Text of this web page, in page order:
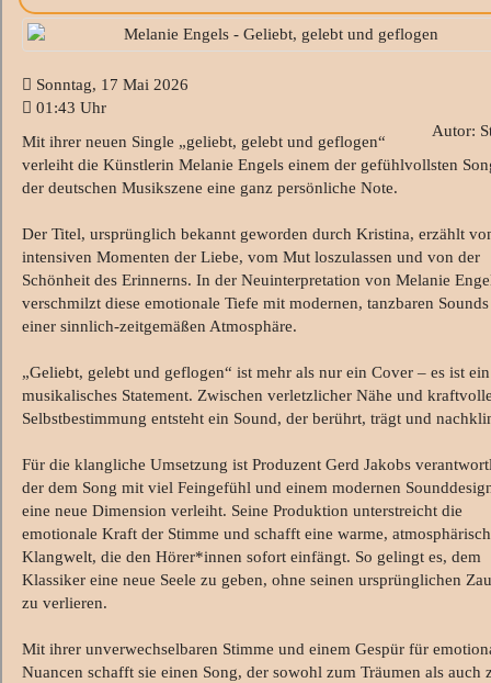
Sonntag, 17 Mai 2026
01:43 Uhr
Autor:
Mit ihrer neuen Single „geliebt, gelebt und geflogen“
verleiht die Künstlerin Melanie Engels einem der gefühlvollsten
der deutschen Musikszene eine ganz persönliche Note.
Der Titel, ursprünglich bekannt geworden durch Kristina, erzählt
intensiven Momenten der Liebe, vom Mut loszulassen und von der
Schönheit des Erinnerns. In der Neuinterpretation von Melanie
verschmilzt diese emotionale Tiefe mit modernen, tanzbaren
einer sinnlich-zeitgemäßen Atmosphäre.
„Geliebt, gelebt und geflogen“ ist mehr als nur ein Cover – es ist ein
musikalisches Statement. Zwischen verletzlicher Nähe und
Selbstbestimmung entsteht ein Sound, der berührt, trägt und
Für die klangliche Umsetzung ist Produzent Gerd Jakobs
der dem Song mit viel Feingefühl und einem modernen
eine neue Dimension verleiht. Seine Produktion unterstreicht die
emotionale Kraft der Stimme und schafft eine warme,
Klangwelt, die den Hörer*innen sofort einfängt. So gelingt es, dem
Klassiker eine neue Seele zu geben, ohne seinen ursprünglichen
zu verlieren.
Mit ihrer unverwechselbaren Stimme und einem Gespür für
Nuancen schafft sie einen Song, der sowohl zum Träumen als auch